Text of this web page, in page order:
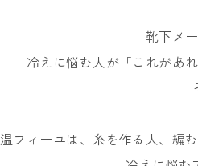
靴下メ
冷えに悩む人が「これがあ
温フィーユは、糸を作る人、編